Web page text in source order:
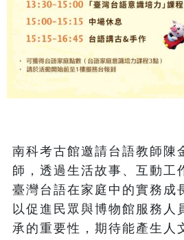
南科考古館邀請台語教師陳
師，透過生活故事、互動工
臺灣台語在家庭中的實務成
以促進民眾與博物館服務人
承的重要性，期待能產生人